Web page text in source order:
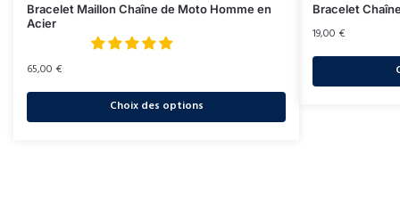
Bracelet Maillon Chaîne de Moto Homme en
Acier
65,00 €
Choix des options
Bracelet
19,00 €